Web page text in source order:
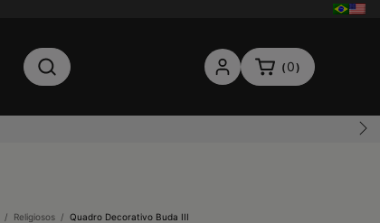
( 0)
/ Religiosos / Quadro Decorativo Buda III